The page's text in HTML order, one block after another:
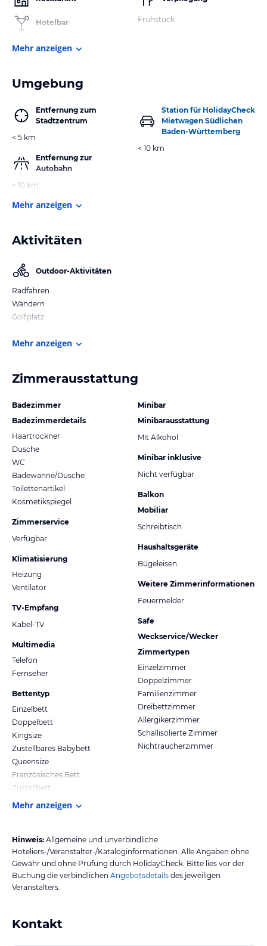
Hotelbar Frühstück
Mehr anzeigen
Umgebung
Entfernung zum
Stadtzentrum
< 5 km
Entfernung zur
Autobahn
< 10 km
Station für HolidayCheck
Mietwagen Südlichen
Baden-Württemberg
< 10 km
Mehr anzeigen
Aktivitäten
Outdoor-Aktivitäten
Radfahren
Wandern
Golfplatz
Mehr anzeigen
Zimmerausstattung
Badezimmer
Badezimmerdetails
Haartrockner
Dusche
WC
Badewanne/Dusche
Toilettenartikel
Kosmetikspiegel
Zimmerservice
Verfügbar
Klimatisierung
Heizung
Ventilator
TV-Empfang
Kabel-TV
Multimedia
Telefon
Fernseher
Bettentyp
Einzelbett
Doppelbett
Kingsize
Zustellbares Babybett
Queensize
Französisches Bett
Zustellbett
Minibar
Minibarausstattung
Mit Alkohol
Minibar inklusive
Nicht verfügbar
Balkon
Mobiliar
Schreibtisch
Haushaltsgeräte
Bügeleisen
Weitere Zimmerinformationen
Feuermelder
Safe
Weckservice/Wecker
Zimmertypen
Einzelzimmer
Doppelzimmer
Familienzimmer
Dreibettzimmer
Allergikerzimmer
Schallisolierte Zimmer
Nichtraucherzimmer
Mehr anzeigen
Hinweis: Allgemeine und unverbindliche
Hoteliers-/Veranstalter-/Kataloginformationen. Alle Angaben ohne
Gewähr und ohne Prüfung durch HolidayCheck. Bitte lies vor der
Buchung die verbindlichen Angebotsdetails des jeweiligen
Veranstalters.
Kontakt